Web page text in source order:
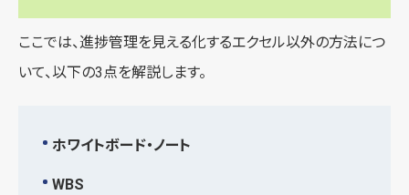
ここでは、進捗管理を見える化するエクセル以外の方法につ
いて、以下の3点を解説します。
ホワイトボード・ノート
WBS